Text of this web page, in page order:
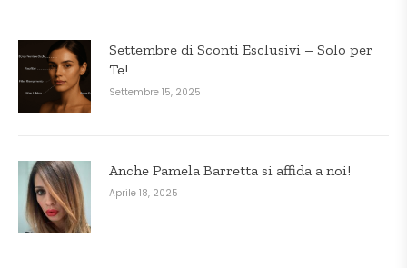
Settembre di Sconti Esclusivi – Solo per
Te!
Settembre 15, 2025
Anche Pamela Barretta si affida a noi!
Aprile 18, 2025